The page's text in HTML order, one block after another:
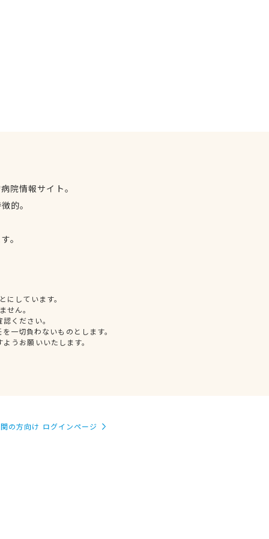
院情報サイト。
的。
。
しています。
せん。
ください。
一切負わないものとします。
うお願いいたします。
の方向け ログインページ